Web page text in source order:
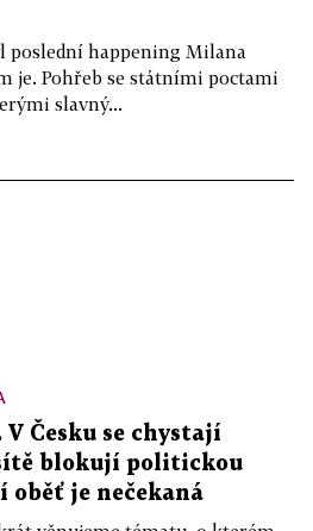
poslední happening Milana
je. Pohřeb se státními poctami
slavný...
Česku se chystají
blokují politickou
oběť je nečekaná